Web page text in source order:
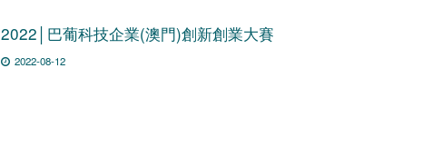
2022│巴葡科技企業(澳門)創新創業大賽
2022-08-12